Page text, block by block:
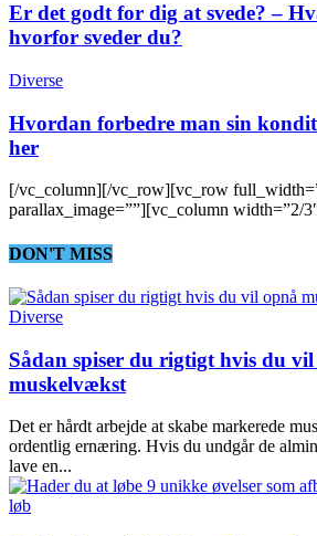
Er det godt for dig at svede? –
hvorfor sveder du?
Diverse
Hvordan forbedre man sin
her
[/vc_column][/vc_row][vc_row
parallax_image=””][vc_column width=”2/
DON'T MISS
Diverse
Sådan spiser du rigtigt hvis du
muskelvækst
Det er hårdt arbejde at skabe markerede
ordentlig ernæring. Hvis du undgår de
lave en...